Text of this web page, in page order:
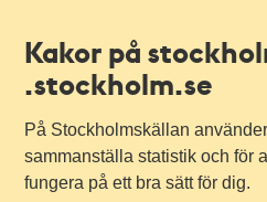
Kakor på
.stockholm.se
På Stockholmskällan
sammanställa statistik och för
fungera på ett bra sätt för dig.